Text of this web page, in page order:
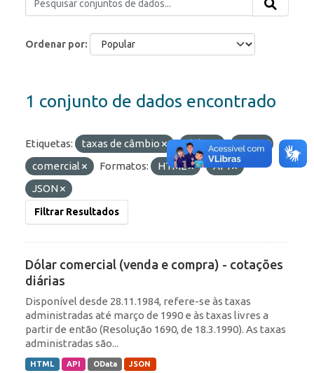
Ordenar por
1 conjunto de dados encontrado
Etiquetas: taxas de câmbio dólar
ptax
comercial
Formatos: HTML
API
JSON
Filtrar Resultados
Dólar comercial (venda e compra) - cotações
diárias
Disponível desde 28.11.1984, refere-se às taxas
administradas até março de 1990 e às taxas livres a
partir de então (Resolução 1690, de 18.3.1990). As taxas
administradas são...
HTML API OData JSON